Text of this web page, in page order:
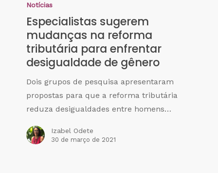
Notícias
Especialistas sugerem
mudanças na reforma
tributária para enfrentar
desigualdade de gênero
Dois grupos de pesquisa apresentaram
propostas para que a reforma tributária
reduza desigualdades entre homens…
Izabel Odete
30 de março de 2021